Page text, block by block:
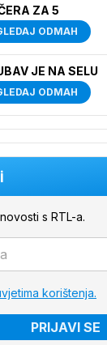
ZA 5
ODMAH
JE NA SELU
ODMAH
s RTL-a.
korištenja.
PRIJAVI SE